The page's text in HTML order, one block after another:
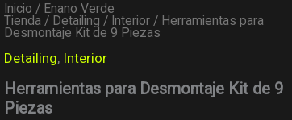
Inicio / Enano Verde
Tienda/ Detailing / Interior/ Herramientas para
Desmontaje Kit de 9 Piezas
Detailing, Interior
Herramientas para Desmontaje Kit de 9
Piezas
Herramientas
para
Desmontaje
Kit
9
Piezas